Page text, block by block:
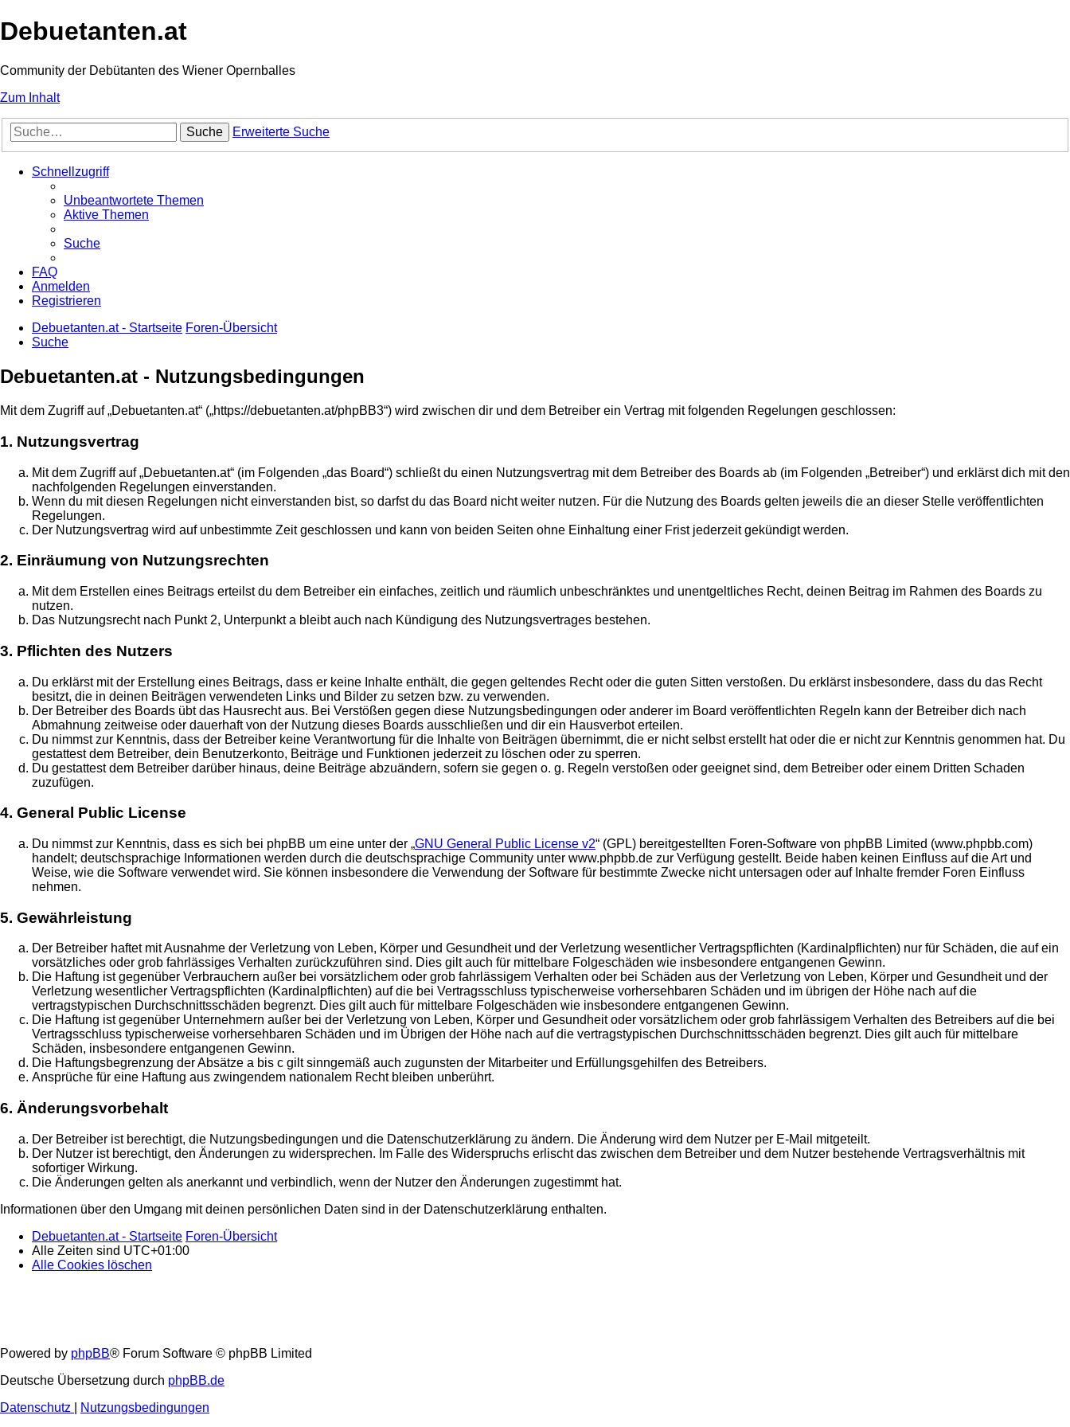
Debuetanten.at
Community der Debütanten des Wiener Opernballes
Zum Inhalt
Suche Erweiterte Suche
Schnellzugriff
Unbeantwortete Themen
Aktive Themen
Suche
FAQ
Anmelden
Registrieren
Debuetanten.at - Startseite Foren-Übersicht
Suche
Debuetanten.at - Nutzungsbedingungen
Mit dem Zugriff auf „Debuetanten.at“ („https://debuetanten.at/phpBB3“) wird zwischen dir und dem Betreiber ein Vertrag mit folgenden Regelungen geschlossen:
1. Nutzungsvertrag
Mit dem Zugriff auf „Debuetanten.at“ (im Folgenden „das Board“) schließt du einen Nutzungsvertrag mit dem Betreiber des Boards ab (im Folgenden „Betreiber“) und erklärst dich mit den
nachfolgenden Regelungen einverstanden.
Wenn du mit diesen Regelungen nicht einverstanden bist, so darfst du das Board nicht weiter nutzen. Für die Nutzung des Boards gelten jeweils die an dieser Stelle veröffentlichten
Regelungen.
Der Nutzungsvertrag wird auf unbestimmte Zeit geschlossen und kann von beiden Seiten ohne Einhaltung einer Frist jederzeit gekündigt werden.
2. Einräumung von Nutzungsrechten
Mit dem Erstellen eines Beitrags erteilst du dem Betreiber ein einfaches, zeitlich und räumlich unbeschränktes und unentgeltliches Recht, deinen Beitrag im Rahmen des Boards zu
nutzen.
Das Nutzungsrecht nach Punkt 2, Unterpunkt a bleibt auch nach Kündigung des Nutzungsvertrages bestehen.
3. Pflichten des Nutzers
Du erklärst mit der Erstellung eines Beitrags, dass er keine Inhalte enthält, die gegen geltendes Recht oder die guten Sitten verstoßen. Du erklärst insbesondere, dass du das Recht
besitzt, die in deinen Beiträgen verwendeten Links und Bilder zu setzen bzw. zu verwenden.
Der Betreiber des Boards übt das Hausrecht aus. Bei Verstößen gegen diese Nutzungsbedingungen oder anderer im Board veröffentlichten Regeln kann der Betreiber dich nach
Abmahnung zeitweise oder dauerhaft von der Nutzung dieses Boards ausschließen und dir ein Hausverbot erteilen.
Du nimmst zur Kenntnis, dass der Betreiber keine Verantwortung für die Inhalte von Beiträgen übernimmt, die er nicht selbst erstellt hat oder die er nicht zur Kenntnis genommen hat. Du
gestattest dem Betreiber, dein Benutzerkonto, Beiträge und Funktionen jederzeit zu löschen oder zu sperren.
Du gestattest dem Betreiber darüber hinaus, deine Beiträge abzuändern, sofern sie gegen o. g. Regeln verstoßen oder geeignet sind, dem Betreiber oder einem Dritten Schaden
zuzufügen.
4. General Public License
Du nimmst zur Kenntnis, dass es sich bei phpBB um eine unter der „GNU General Public License v2“ (GPL) bereitgestellten Foren-Software von phpBB Limited (www.phpbb.com)
handelt; deutschsprachige Informationen werden durch die deutschsprachige Community unter www.phpbb.de zur Verfügung gestellt. Beide haben keinen Einfluss auf die Art und
Weise, wie die Software verwendet wird. Sie können insbesondere die Verwendung der Software für bestimmte Zwecke nicht untersagen oder auf Inhalte fremder Foren Einfluss
nehmen.
5. Gewährleistung
Der Betreiber haftet mit Ausnahme der Verletzung von Leben, Körper und Gesundheit und der Verletzung wesentlicher Vertragspflichten (Kardinalpflichten) nur für Schäden, die auf ein
vorsätzliches oder grob fahrlässiges Verhalten zurückzuführen sind. Dies gilt auch für mittelbare Folgeschäden wie insbesondere entgangenen Gewinn.
Die Haftung ist gegenüber Verbrauchern außer bei vorsätzlichem oder grob fahrlässigem Verhalten oder bei Schäden aus der Verletzung von Leben, Körper und Gesundheit und der
Verletzung wesentlicher Vertragspflichten (Kardinalpflichten) auf die bei Vertragsschluss typischerweise vorhersehbaren Schäden und im übrigen der Höhe nach auf die
vertragstypischen Durchschnittsschäden begrenzt. Dies gilt auch für mittelbare Folgeschäden wie insbesondere entgangenen Gewinn.
Die Haftung ist gegenüber Unternehmern außer bei der Verletzung von Leben, Körper und Gesundheit oder vorsätzlichem oder grob fahrlässigem Verhalten des Betreibers auf die bei
Vertragsschluss typischerweise vorhersehbaren Schäden und im Übrigen der Höhe nach auf die vertragstypischen Durchschnittsschäden begrenzt. Dies gilt auch für mittelbare
Schäden, insbesondere entgangenen Gewinn.
Die Haftungsbegrenzung der Absätze a bis c gilt sinngemäß auch zugunsten der Mitarbeiter und Erfüllungsgehilfen des Betreibers.
Ansprüche für eine Haftung aus zwingendem nationalem Recht bleiben unberührt.
6. Änderungsvorbehalt
Der Betreiber ist berechtigt, die Nutzungsbedingungen und die Datenschutzerklärung zu ändern. Die Änderung wird dem Nutzer per E-Mail mitgeteilt.
Der Nutzer ist berechtigt, den Änderungen zu widersprechen. Im Falle des Widerspruchs erlischt das zwischen dem Betreiber und dem Nutzer bestehende Vertragsverhältnis mit
sofortiger Wirkung.
Die Änderungen gelten als anerkannt und verbindlich, wenn der Nutzer den Änderungen zugestimmt hat.
Informationen über den Umgang mit deinen persönlichen Daten sind in der Datenschutzerklärung enthalten.
Debuetanten.at - Startseite Foren-Übersicht
Alle Zeiten sind UTC+01:00
Alle Cookies löschen
Powered by phpBB® Forum Software © phpBB Limited
Deutsche Übersetzung durch phpBB.de
Datenschutz
Nutzungsbedingungen